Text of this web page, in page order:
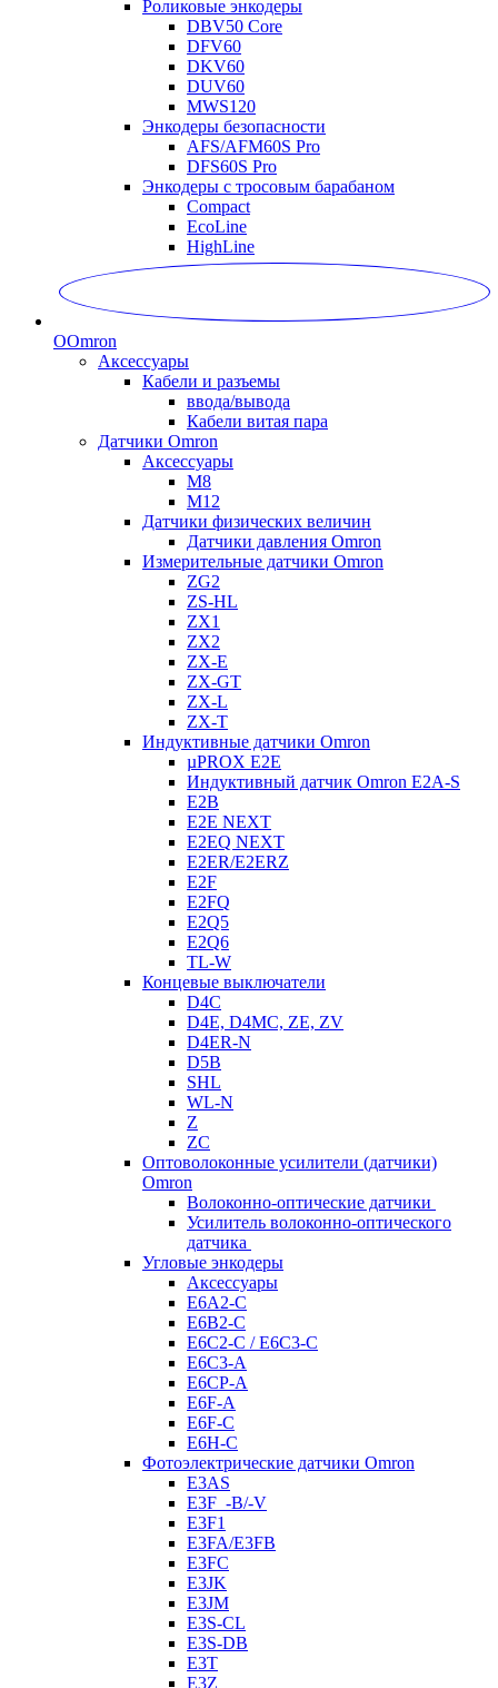
Роликовые энкодеры
DBV50 Core
DFV60
DKV60
DUV60
MWS120
Энкодеры безопасности
AFS/AFM60S Pro
DFS60S Pro
Энкодеры с тросовым барабаном
Compact
EcoLine
HighLine
OOmron
Аксессуары
Кабели и разъемы
ввода/вывода
Кабели витая пара
Датчики Omron
Аксессуары
M8
M12
Датчики физических величин
Датчики давления Omron
Измерительные датчики Omron
ZG2
ZS-HL
ZX1
ZX2
ZX-E
ZX-GT
ZX-L
ZX-T
Индуктивные датчики Omron
µPROX E2E
Индуктивный датчик Omron E2A-S
E2B
E2E NEXT
E2EQ NEXT
E2ER/E2ERZ
E2F
E2FQ
E2Q5
E2Q6
TL-W
Концевые выключатели
D4C
D4E, D4MC, ZE, ZV
D4ER-N
D5B
SHL
WL-N
Z
ZC
Оптоволоконные усилители (датчики)
Omron
Волоконно-оптические датчики
Усилитель волоконно-оптического
датчика
Угловые энкодеры
Аксессуары
E6A2-C
E6B2-C
E6C2-C / E6C3-C
E6C3-A
E6CP-A
E6F-A
E6F-C
E6H-C
Фотоэлектрические датчики Omron
E3AS
E3F_-B/-V
E3F1
E3FA/E3FB
E3FC
E3JK
E3JM
E3S-CL
E3S-DB
E3T
E3Z